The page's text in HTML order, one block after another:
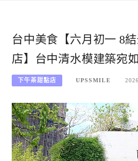
台中美食【六月初一 8
店】台中清水模建築宛
下午茶甜點店 UPSSMILE